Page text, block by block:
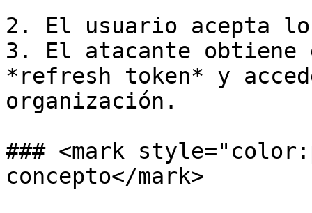
2. El usuario acepta
3. El atacante obtiene
*refresh token* y
organización.
### <mark
concepto</mark>